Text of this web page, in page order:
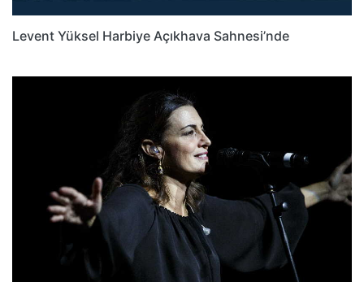
Levent Yüksel Harbiye Açıkhava Sahnesi’nde